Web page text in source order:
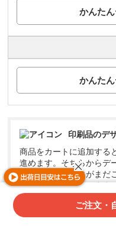
かんた
かんた
印刷品のデ
商品をカートに追加する
進めます。そちらからデ
※デザインデータがまだ
ずにご注文いただけます
ださい。
デザイン
ご注文・